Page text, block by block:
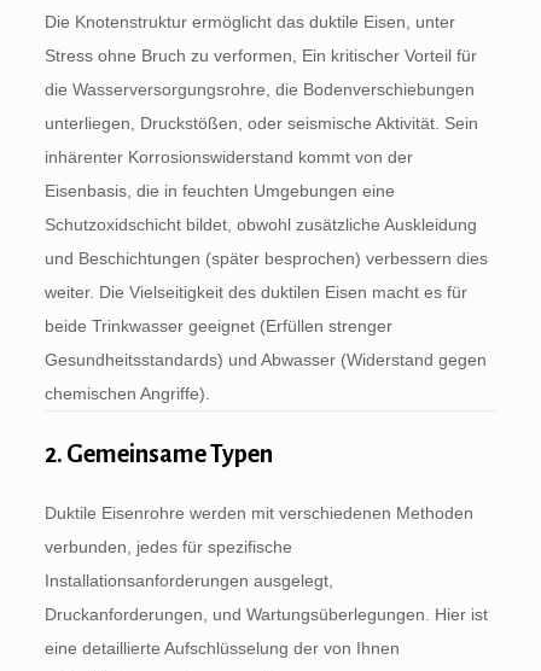
Die Knotenstruktur ermöglicht das duktile Eisen, unter
Stress ohne Bruch zu verformen, Ein kritischer Vorteil für
die Wasserversorgungsrohre, die Bodenverschiebungen
unterliegen, Druckstößen, oder seismische Aktivität. Sein
inhärenter Korrosionswiderstand kommt von der
Eisenbasis, die in feuchten Umgebungen eine
Schutzoxidschicht bildet, obwohl zusätzliche Auskleidung
und Beschichtungen (später besprochen) verbessern dies
weiter. Die Vielseitigkeit des duktilen Eisen macht es für
beide Trinkwasser geeignet (Erfüllen strenger
Gesundheitsstandards) und Abwasser (Widerstand gegen
chemischen Angriffe).
2. Gemeinsame Typen
Duktile Eisenrohre werden mit verschiedenen Methoden
verbunden, jedes für spezifische
Installationsanforderungen ausgelegt,
Druckanforderungen, und Wartungsüberlegungen. Hier ist
eine detaillierte Aufschlüsselung der von Ihnen